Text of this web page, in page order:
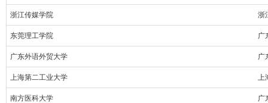
浙江传媒学院 浙
东莞理工学院 广
广东外语外贸大学 广
上海第二工业大学 上
南方医科大学 广